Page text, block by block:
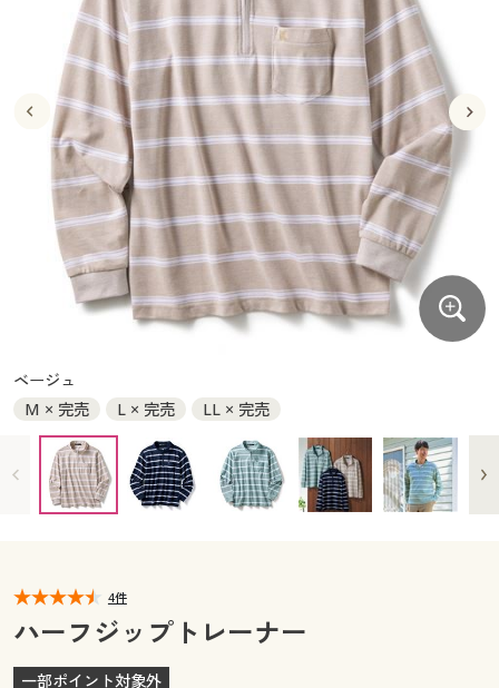
キッチン・雑貨・日用品
家具・収納
寝具・ベッド
カーテン・ラグ・ファブリック
美容・健康通販すべて
美容・健康・サプリメント
制服・スクール
制服・スクールすべて
制服・学生服
ジュニア・ティーンズ下着
大きいサイズ
大きいサイズ通販すべて
大きいサイズ レディース服
大きいサイズ レディース下着
大きいサイズ メンズ
大きいサイズ 事務・制服
バーゲン
バーゲンセール
シークレットセール
詳細検索
商品カテゴリ一覧
カタログ
カタログ・チラシからのご注文
デジタルカタログ
カタログ無料プレゼント
マイページ
閲覧履歴
寝具・ベッド
カーテン・ラグ・ファブリック
美容・健康・サプリメント
制服・スクールすべて
制服・学生服
ジュニア・ティーンズ下着
大きいサイズ
大きいサイズ通販すべて
大きいサイズ レディース服
大きいサイズ レディース下着
大きいサイズ メンズ
大きいサイズ 事務・制服
バーゲン
バーゲンセール
シークレットセール
詳細検索
商品カテゴリ一覧
カタログ
カタログ・チラシからのご注文
カタログ無料プレゼント
会員メニュー
閲覧履歴
ベージュ
M × 完売
L × 完売 LL × 完売
4件
ハーフジップトレーナー
一部ポイント対象外